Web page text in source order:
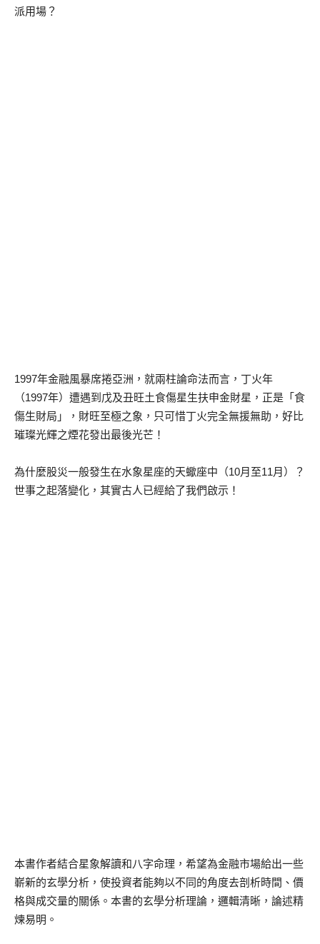
派用場？
1997年金融風暴席捲亞洲，就兩柱論命法而言，丁火年
（1997年）遭遇到戊及丑旺土食傷星生扶申金財星，正是「食
傷生財局」，財旺至極之象，只可惜丁火完全無援無助，好比
璀璨光輝之煙花發出最後光芒！
為什麼股災一般發生在水象星座的天蠍座中（10月至11月）？
世事之起落變化，其實古人已經給了我們啟示！
本書作者結合星象解讀和八字命理，希望為金融市場給出一些
嶄新的玄學分析，使投資者能夠以不同的角度去剖析時間、價
格與成交量的關係。本書的玄學分析理論，邏輯清晰，論述精
煉易明。